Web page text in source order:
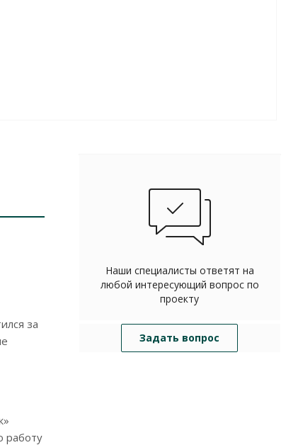
за
работу
Наши специалисты ответят на
любой интересующий вопрос по
проекту
Задать вопрос